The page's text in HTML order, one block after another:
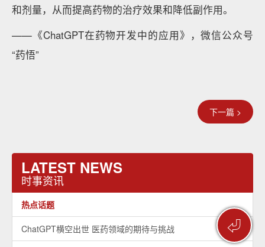
⏎
和剂量，从而提高药物的治疗效果和降低副作用。
——《ChatGPT在药物开发中的应用》，微信公众号
“药悟”
下一篇 >
LATEST NEWS
时事资讯
热点话题
ChatGPT横空出世 医药领域的期待与挑战